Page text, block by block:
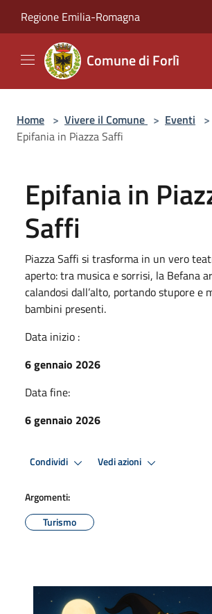
Regione Emilia-Romagna
Comune di Forlì
Home > Vivere il Comune > Eventi >
Epifania in Piazza Saffi
Epifania in
Saffi
Piazza Saffi si trasforma in un vero
aperto: tra musica e sorrisi, la Befana
calandosi dall’alto, portando stupore e
bambini presenti.
Data inizio :
6 gennaio 2026
Data fine:
6 gennaio 2026
Condividi Vedi azioni
Argomenti:
Turismo